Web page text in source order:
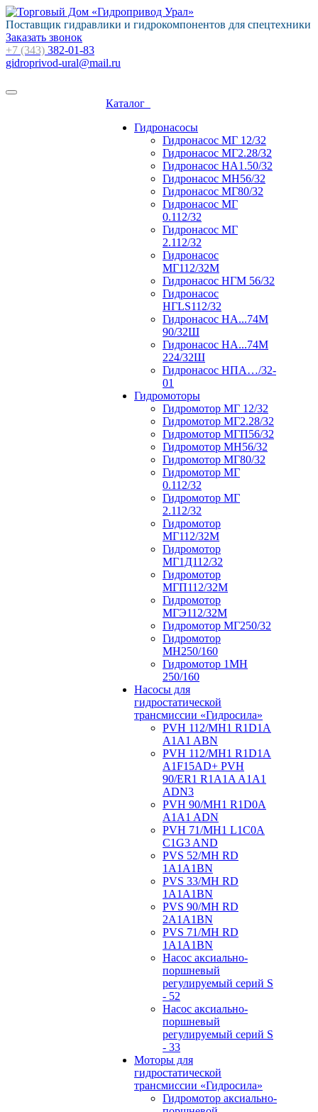
Поставщик гидравлики и гидрокомпонентов для спецтехники
Заказать звонок
+7 (343) 382-01-83
gidroprivod-ural@mail.ru
Каталог
Гидронасосы
Гидронасос МГ 12/32
Гидронасос МГ2.28/32
Гидронасос НА1.50/32
Гидронасос МН56/32
Гидронасос МГ80/32
Гидронасос МГ
0.112/32
Гидронасос МГ
2.112/32
Гидронасос
МГ112/32М
Гидронасос НГМ 56/32
Гидронасос
НГLS112/32
Гидронасос НА...74М
90/32Ш
Гидронасос НА...74М
224/32Ш
Гидронасос НПА…/32-
01
Гидромоторы
Гидромотор МГ 12/32
Гидромотор МГ2.28/32
Гидромотор МГП56/32
Гидромотор МН56/32
Гидромотор МГ80/32
Гидромотор МГ
0.112/32
Гидромотор МГ
2.112/32
Гидромотор
МГ112/32М
Гидромотор
МГ1Д112/32
Гидромотор
МГП112/32М
Гидромотор
МГЭ112/32M
Гидромотор МГ250/32
Гидромотор
МН250/160
Гидромотор 1МН
250/160
Насосы для
гидростатической
трансмиссии «Гидросила»
PVH 112/MH1 R1D1A
A1A1 ABN
PVH 112/MH1 R1D1A
A1F15AD+ PVH
90/ER1 R1A1A A1A1
ADN3
PVH 90/MH1 R1D0A
A1A1 ADN
PVH 71/MH1 L1C0A
C1G3 AND
PVS 52/MH RD
1A1A1BN
PVS 33/MH RD
1A1A1BN
PVS 90/MH RD
2A1A1BN
PVS 71/MH RD
1A1A1BN
Hасос аксиально-
поршневый
регулируемый серий S
- 52
Hасос аксиально-
поршневый
регулируемый серий S
- 33
Моторы для
гидростатической
трансмиссии «Гидросила»
Гидромотор аксиально-